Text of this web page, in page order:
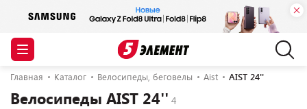
Главная Каталог Велосипеды, беговелы Aist AIST 24''
Велосипеды AIST 24''